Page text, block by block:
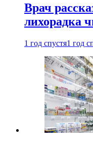
Врач
лихорадка
1 год спустя1 год